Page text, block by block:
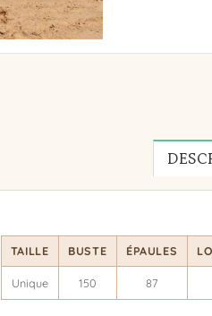
TAILLE BUSTE ÉPAULES
Unique 150 87